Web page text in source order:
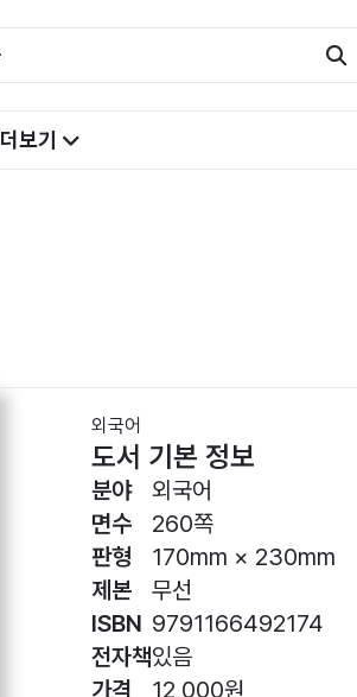
더보기
외국어
도서 기본 정보
분야
면수
판형
제본
ISBN
전자책
가격
외국어
260쪽
170mm × 230mm
무선
9791166492174
있음
12,000원